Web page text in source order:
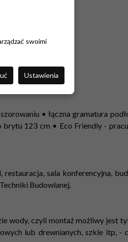
• łączna gramatura
brytu 123 cm • Eco Friendly -
sala konferencyjna,
Budowlanej.
wody, czyli montaż możliwy jest
lub drewnianych, szkle itp, -
swoimi
Ustawienia